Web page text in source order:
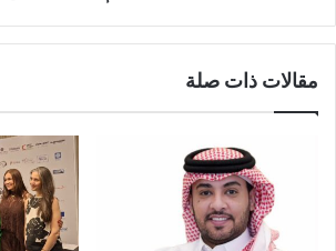
مقالات ذات صلة